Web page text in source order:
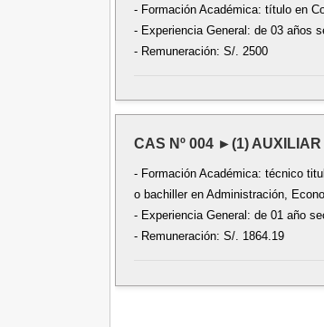
- Formación Académica: título en
- Experiencia General: de 03 años
- Remuneración: S/. 2500
CAS Nº 004 ►(1)
- Formación Académica: técnico
o bachiller en Administración,
- Experiencia General: de 01 año
- Remuneración: S/. 1864.19